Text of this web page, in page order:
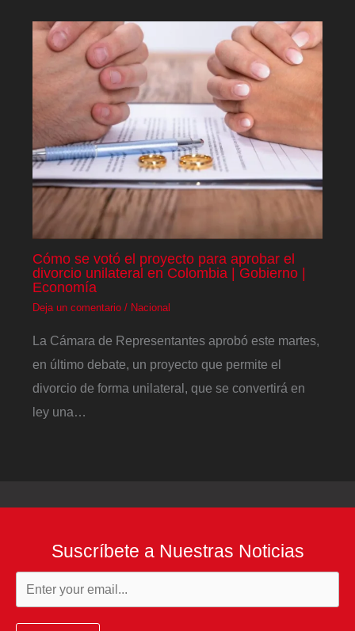
Cómo se votó el proyecto para aprobar el
divorcio unilateral en Colombia | Gobierno |
Economía
Deja un comentario / Nacional
La Cámara de Representantes aprobó este martes,
en último debate, un proyecto que permite el
divorcio de forma unilateral, que se convertirá en
ley una…
Suscríbete a Nuestras Noticias